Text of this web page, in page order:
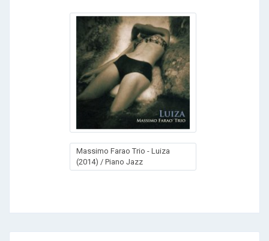
Massimo Farao Trio - Luiza
(2014) / Piano Jazz